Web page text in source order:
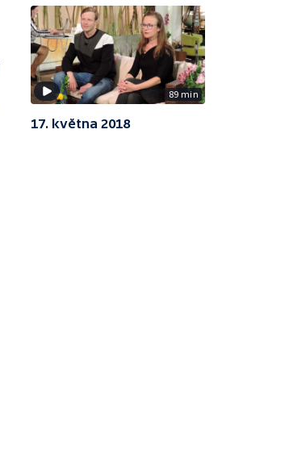
89 min
17. května 2018